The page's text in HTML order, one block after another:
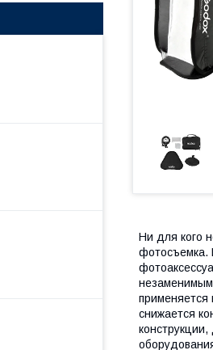
Ни для кого
фотосъемка.
применяется
снижается